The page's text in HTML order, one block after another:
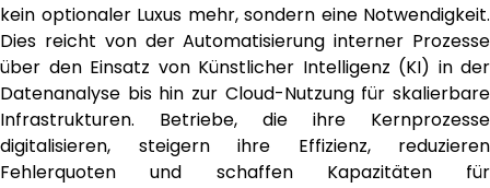
kein optionaler Luxus mehr, sondern eine Notwendigkeit.
Dies reicht von der Automatisierung interner Prozesse
über den Einsatz von Künstlicher Intelligenz (KI) in der
Datenanalyse bis hin zur Cloud-Nutzung für skalierbare
Infrastrukturen. Betriebe, die ihre Kernprozesse
digitalisieren, steigern ihre Effizienz, reduzieren
Fehlerquoten und schaffen Kapazitäten für